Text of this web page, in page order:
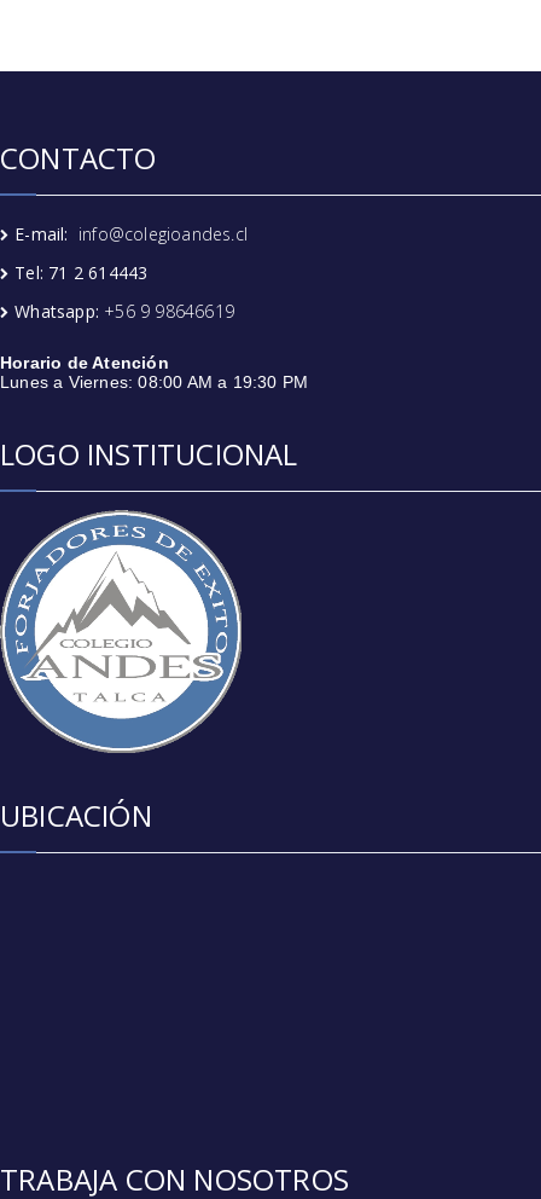
CONTACTO
E-mail: info@colegioandes.cl
Tel: 71 2 614443
Whatsapp: +56 9 98646619
Horario de Atención
Lunes a Viernes: 08:00 AM a 19:30 PM
LOGO INSTITUCIONAL
UBICACIÓN
TRABAJA CON NOSOTROS